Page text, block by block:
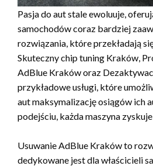
Pasja do aut stale ewoluuje,
samochodów coraz bardziej
rozwiązania, które przekładają
Skuteczny chip tuning Kraków,
AdBlue Kraków oraz
przykładowe usługi, które
aut maksymalizację osiągów ich
podejściu, każda maszyna
Usuwanie AdBlue Kraków to
dedykowane jest dla właścicieli